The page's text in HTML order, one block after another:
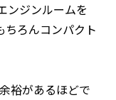
ンジンルームを
ろんコンパクト
裕があるほどで